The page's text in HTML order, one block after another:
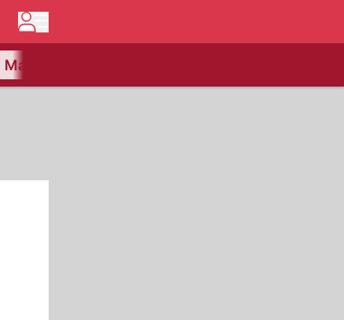
Matchcenter